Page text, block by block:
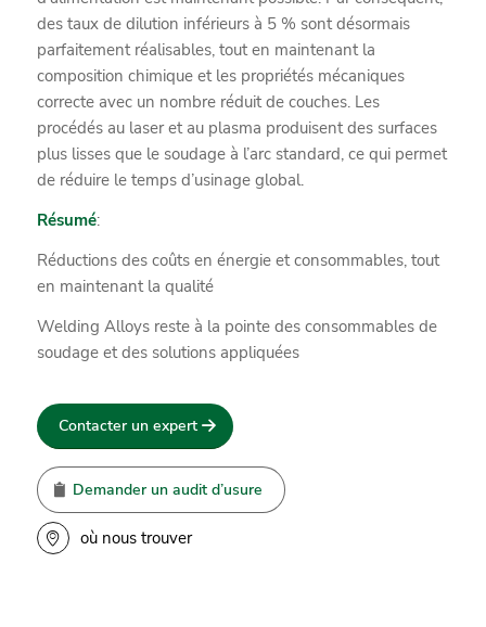
des taux de dilution inférieurs à 5 % sont désormais
parfaitement réalisables, tout en maintenant la
composition chimique et les propriétés mécaniques
correcte avec un nombre réduit de couches. Les
procédés au laser et au plasma produisent des surfaces
plus lisses que le soudage à l’arc standard, ce qui permet
de réduire le temps d’usinage global.
Résumé:
Réductions des coûts en énergie et consommables, tout
en maintenant la qualité
Welding Alloys reste à la pointe des consommables de
soudage et des solutions appliquées
Contacter un expert
Demander un audit d’usure
où nous trouver